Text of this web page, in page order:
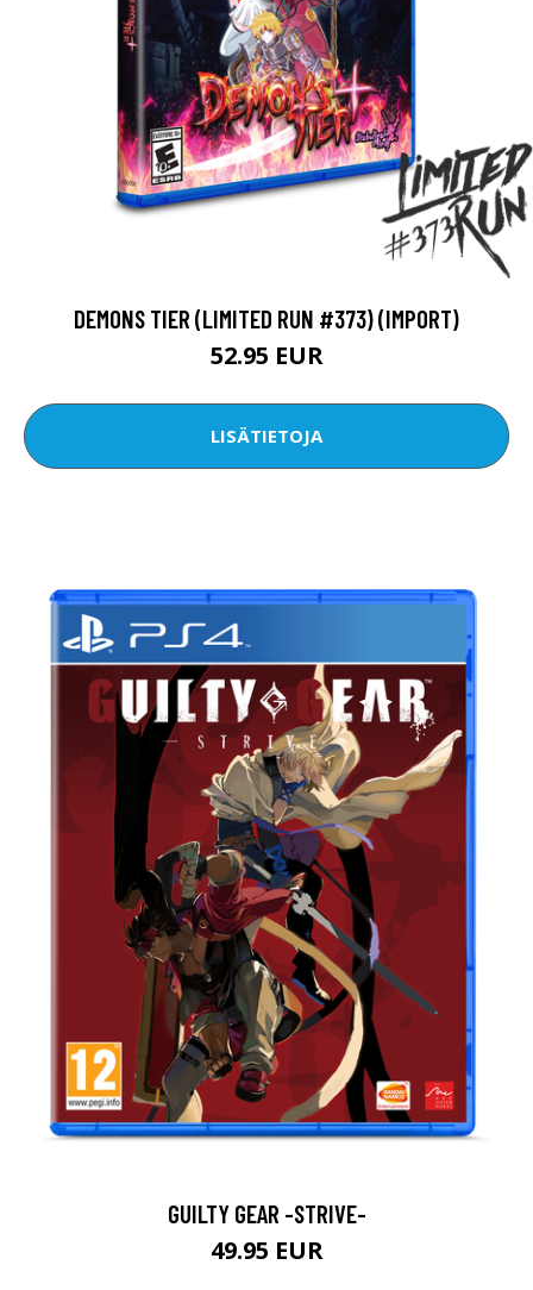
DEMONS TIER (LIMITED RUN #373) (IMPORT)
52.95 EUR
LISÄTIETOJA
GUILTY GEAR -STRIVE-
49.95 EUR